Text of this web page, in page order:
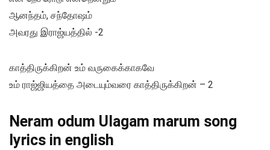
ஆனந்தம், சந்தோஷம்
அவரது இராஜ்யத்தில் -2
காத்திருக்கிறன் உம் வருகைக்காகவே
உம் ராஜ்ஜியத்தை அடையும்வரை காத்திருக்கிறன் – 2
Neram odum Ulagam marum song
lyrics in english